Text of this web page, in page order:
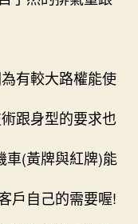
有較大路權能使
跟身型的要求也
車(黃牌與紅牌)能
戶自己的需要喔!